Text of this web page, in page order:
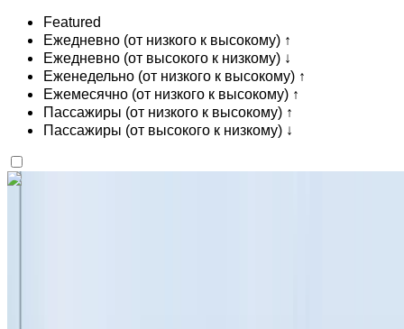
Featured
Ежедневно (от низкого к высокому) ↑
Ежедневно (от высокого к низкому) ↓
Еженедельно (от низкого к высокому) ↑
Ежемесячно (от низкого к высокому) ↑
Пассажиры (от низкого к высокому) ↑
Пассажиры (от высокого к низкому) ↓
Вам нравится то, что вы видите?